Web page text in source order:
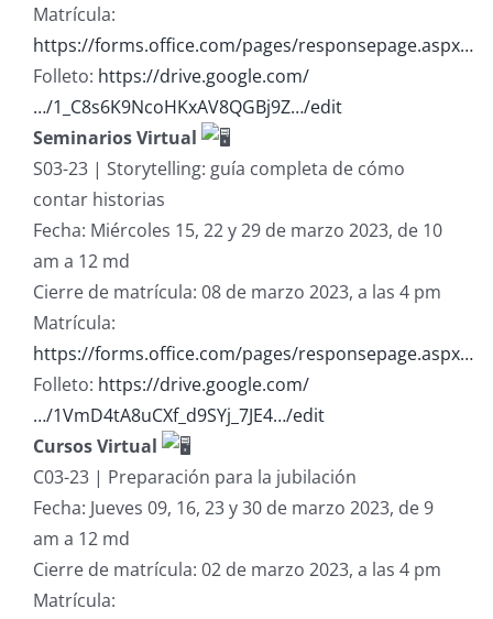
Matrícula:
https://forms.office.com/pages/responsepage.aspx…
Folleto: https://drive.google.com/
…/1_C8s6K9NcoHKxAV8QGBj9Z…/edit
Seminarios Virtual
S03-23 | Storytelling: guía completa de cómo
contar historias
Fecha: Miércoles 15, 22 y 29 de marzo 2023, de 10
am a 12 md
Cierre de matrícula: 08 de marzo 2023, a las 4 pm
Matrícula:
https://forms.office.com/pages/responsepage.aspx…
Folleto: https://drive.google.com/
…/1VmD4tA8uCXf_d9SYj_7JE4…/edit
Cursos Virtual
C03-23 | Preparación para la jubilación
Fecha: Jueves 09, 16, 23 y 30 de marzo 2023, de 9
am a 12 md
Cierre de matrícula: 02 de marzo 2023, a las 4 pm
Matrícula: